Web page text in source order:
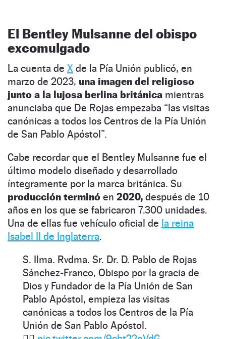
El Bentley Mulsanne del obispo
excomulgado
La cuenta de X de la Pía Unión publicó, en
marzo de 2023, una imagen del religioso
junto a la lujosa berlina británica mientras
anunciaba que De Rojas empezaba “las visitas
canónicas a todos los Centros de la Pía Unión
de San Pablo Apóstol”.
Cabe recordar que el Bentley Mulsanne fue el
último modelo diseñado y desarrollado
íntegramente por la marca británica. Su
producción terminó en 2020, después de 10
años en los que se fabricaron 7.300 unidades.
Una de ellas fue vehículo oficial de la reina
Isabel II de Inglaterra.
S. Ilma. Rvdma. Sr. Dr. D. Pablo de Rojas
Sánchez-Franco, Obispo por la gracia de
Dios y Fundador de la Pía Unión de San
Pablo Apóstol, empieza las visitas
canónicas a todos los Centros de la Pía
Unión de San Pablo Apóstol.